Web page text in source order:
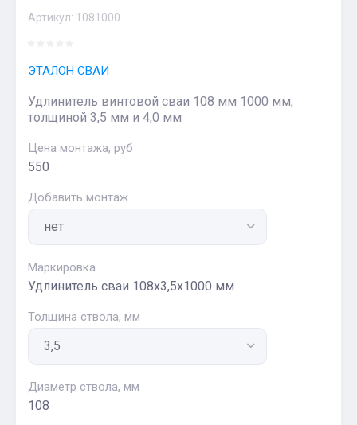
Артикул: 1081000
ЭТАЛОН СВАИ
Удлинитель винтовой сваи 108 мм 1000 мм,
толщиной 3,5 мм и 4,0 мм
Цена монтажа, руб
550
Добавить монтаж
Маркировка
Удлинитель сваи 108х3,5х1000 мм
Толщина ствола, мм
Диаметр ствола, мм
108